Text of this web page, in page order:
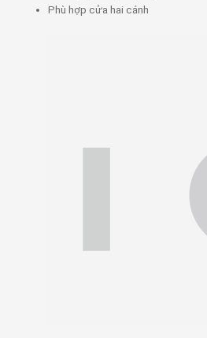
Phù hợp cửa hai cánh